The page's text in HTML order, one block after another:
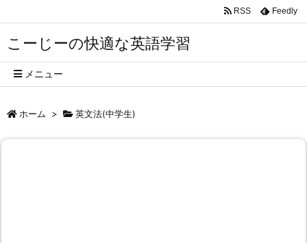
こーじーの快適な英語学習
メニュー
RSS Feedly
ホーム > 英文法(中学生)